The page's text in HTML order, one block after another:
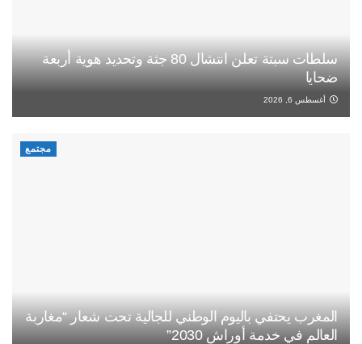
سلطات سبتة تعلن انتشال 80 جثة وتحديد هوية أربعة
ضحايا
أغسطس 6, 2026
مجتمع
المغرب يحتفي باليوم الوطني للجالية تحت شعار “مغاربة
العالم في خدمة أوراش 2030”